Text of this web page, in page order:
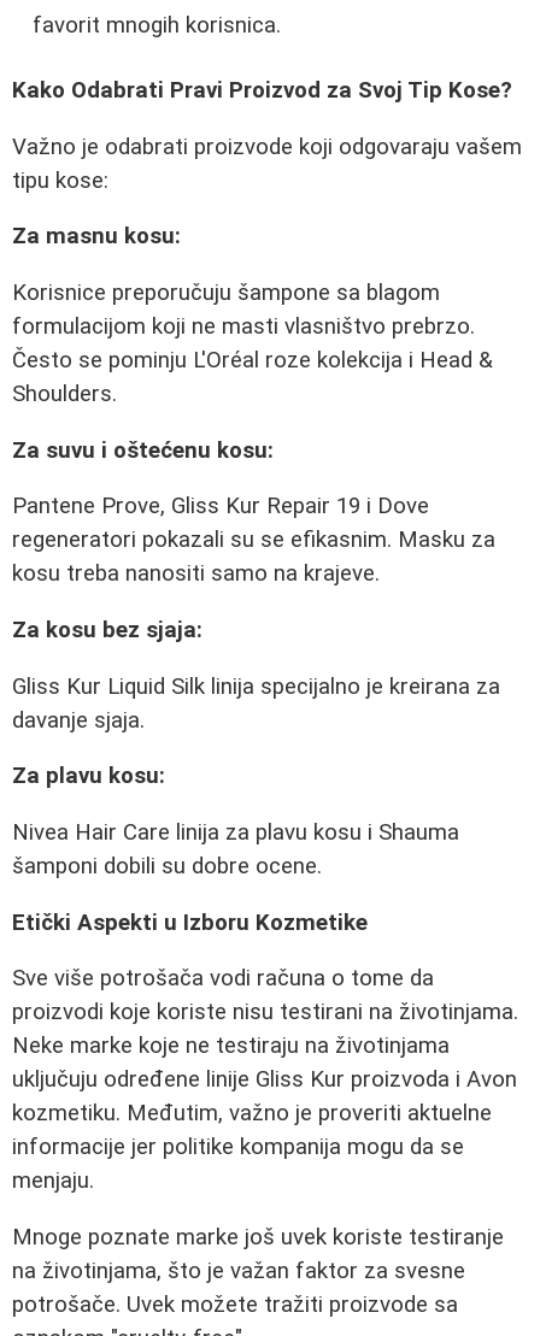
favorit mnogih korisnica.
Kako Odabrati Pravi Proizvod za Svoj Tip Kose?
Važno je odabrati proizvode koji odgovaraju vašem
tipu kose:
Za masnu kosu:
Korisnice preporučuju šampone sa blagom
formulacijom koji ne masti vlasništvo prebrzo.
Često se pominju L'Oréal roze kolekcija i Head &
Shoulders.
Za suvu i oštećenu kosu:
Pantene Prove, Gliss Kur Repair 19 i Dove
regeneratori pokazali su se efikasnim. Masku za
kosu treba nanositi samo na krajeve.
Za kosu bez sjaja:
Gliss Kur Liquid Silk linija specijalno je kreirana za
davanje sjaja.
Za plavu kosu:
Nivea Hair Care linija za plavu kosu i Shauma
šamponi dobili su dobre ocene.
Etički Aspekti u Izboru Kozmetike
Sve više potrošača vodi računa o tome da
proizvodi koje koriste nisu testirani na životinjama.
Neke marke koje ne testiraju na životinjama
uključuju određene linije Gliss Kur proizvoda i Avon
kozmetiku. Međutim, važno je proveriti aktuelne
informacije jer politike kompanija mogu da se
menjaju.
Mnoge poznate marke još uvek koriste testiranje
na životinjama, što je važan faktor za svesne
potrošače. Uvek možete tražiti proizvode sa